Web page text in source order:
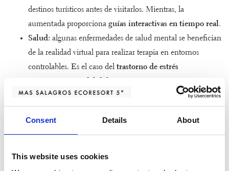
Consent Details About
This website uses cookies
destinos turísticos antes de visitarlos. Mientras, la
aumentada proporciona guías interactivas en tiempo real.
Salud: algunas enfermedades de salud mental se benefician
de la realidad virtual para realizar terapia en entornos
controlables. Es el caso del trastorno de estrés